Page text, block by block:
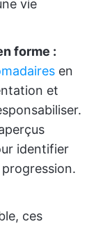
vie
forme :
en
et
identifier
ces